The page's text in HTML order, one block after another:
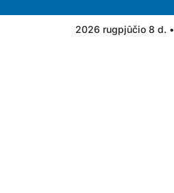
2026 rugpjūčio 8 d. •